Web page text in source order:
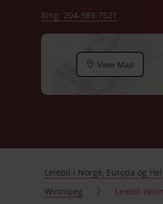
Ring: 204-989-7521
View Map
Leiebil i Norge, Europa og
Winnipeg
Leiebil